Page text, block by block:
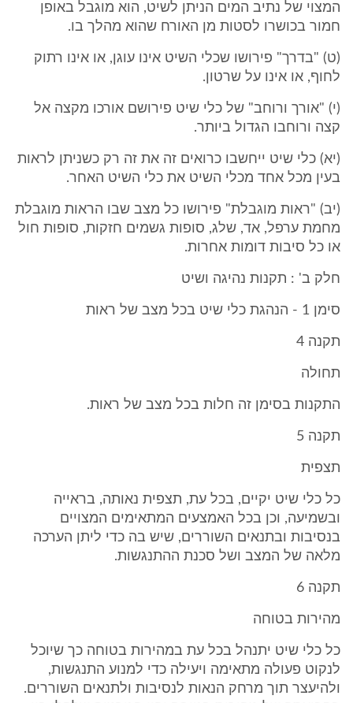
המצוי של נתיב המים הניתן לשיט, הוא מוגבל באופן
חמור בכושרו לסטות מן האורח שהוא מהלך בו.
(ט) "בדרך" פירושו שכלי השיט אינו עוגן, או אינו רתוק
לחוף, או אינו על שרטון.
(י) "אורך ורוחב" של כלי שיט פירושם אורכו מקצה אל
קצה ורוחבו הגדול ביותר.
(יא) כלי שיט ייחשבו כרואים זה את זה רק כשניתן לראות
בעין מכל אחד מכלי השיט את כלי השיט האחר.
(יב) "ראות מוגבלת" פירושו כל מצב שבו הראות מוגבלת
מחמת ערפל, אד, שלג, סופות גשמים חזקות, סופות חול
או כל סיבות דומות אחרות.
חלק ב' : תקנות נהיגה ושיט
סימן 1 - הנהגת כלי שיט בכל מצב של ראות
תקנה 4
תחולה
התקנות בסימן זה חלות בכל מצב של ראות.
תקנה 5
תצפית
כל כלי שיט יקיים, בכל עת, תצפית נאותה, בראייה
ובשמיעה, וכן בכל האמצעים המתאימים המצויים
בנסיבות ובתנאים השוררים, שיש בה כדי ליתן הערכה
מלאה של המצב ושל סכנת ההתנגשות.
תקנה 6
מהירות בטוחה
כל כלי שיט יתנהל בכל עת במהירות בטוחה כך שיוכל
לנקוט פעולה מתאימה ויעילה כדי למנוע התנגשות,
ולהיעצר תוך מרחק הנאות לנסיבות ולתנאים השוררים.